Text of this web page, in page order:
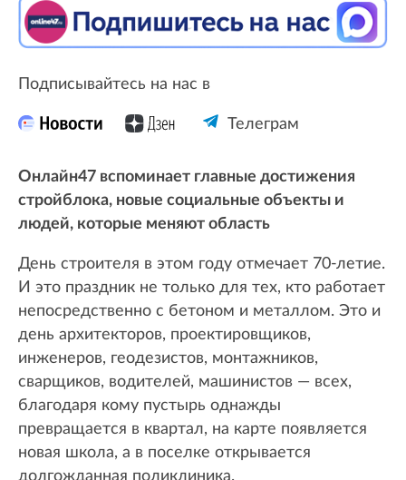
Подписывайтесь на нас в
Телеграм
Онлайн47 вспоминает главные достижения
стройблока, новые социальные объекты и
людей, которые меняют область
День строителя в этом году отмечает 70-летие.
И это праздник не только для тех, кто работает
непосредственно с бетоном и металлом. Это и
день архитекторов, проектировщиков,
инженеров, геодезистов, монтажников,
сварщиков, водителей, машинистов — всех,
благодаря кому пустырь однажды
превращается в квартал, на карте появляется
новая школа, а в поселке открывается
долгожданная поликлиника.